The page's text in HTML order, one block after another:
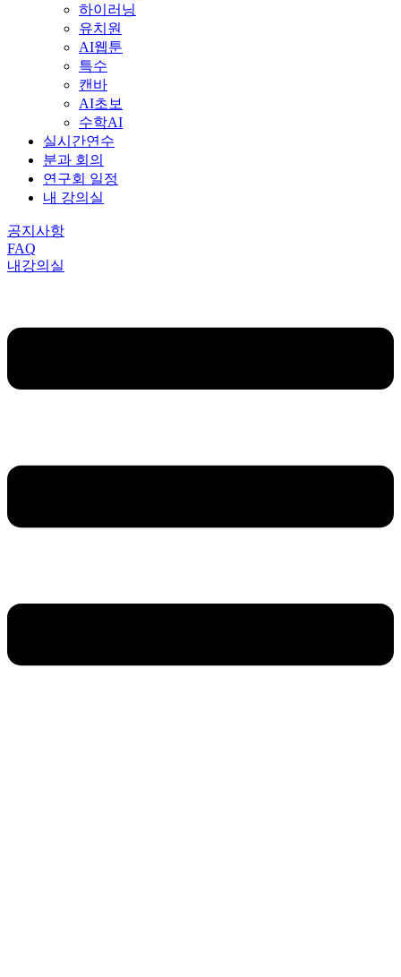
하이러닝
유치원
AI웹툰
특수
캔바
AI초보
수학AI
실시간연수
분과 회의
연구회 일정
내 강의실
공지사항
FAQ
내강의실